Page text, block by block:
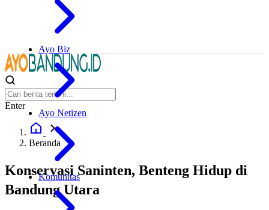
Ayo Biz
Ayo Netizen
Komunitas
Enter
Beranda
Konservasi Saninten, Benteng Hidup di
Bandung Utara